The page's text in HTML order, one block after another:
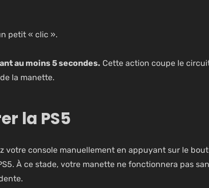
petit « clic ».
au moins 5 secondes. Cette action coupe le
la manette.
la PS5
votre console manuellement en appuyant sur le
À ce stade, votre manette ne fonctionnera pas